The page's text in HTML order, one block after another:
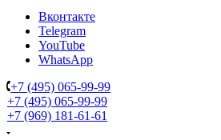
Вконтакте
Telegram
YouTube
WhatsApp
+7 (495) 065-99-99
+7 (495) 065-99-99
+7 (969) 181-61-61